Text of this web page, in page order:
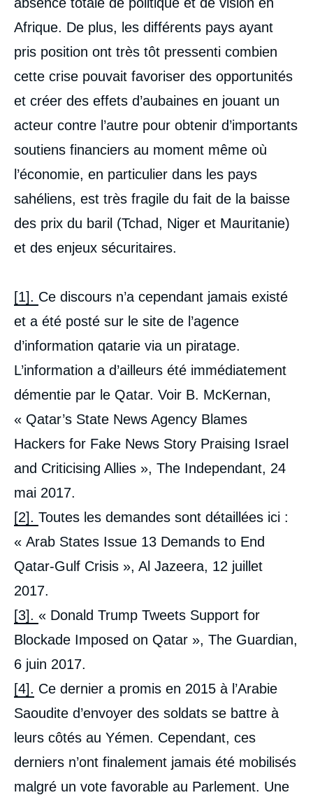
Afrique. De plus, les différents pays ayant
pris position ont très tôt pressenti combien
cette crise pouvait favoriser des opportunités
et créer des effets d’aubaines en jouant un
acteur contre l’autre pour obtenir d’importants
soutiens financiers au moment même où
l’économie, en particulier dans les pays
sahéliens, est très fragile du fait de la baisse
des prix du baril (Tchad, Niger et Mauritanie)
et des enjeux sécuritaires.
[1]. Ce discours n’a cependant jamais existé
et a été posté sur le site de l’agence
d’information qatarie via un piratage.
L’information a d’ailleurs été immédiatement
démentie par le Qatar. Voir B. McKernan,
« Qatar’s State News Agency Blames
Hackers for Fake News Story Praising Israel
and Criticising Allies », The Independant, 24
mai 2017.
[2]. Toutes les demandes sont détaillées ici :
« Arab States Issue 13 Demands to End
Qatar-Gulf Crisis », Al Jazeera, 12 juillet
2017.
[3]. « Donald Trump Tweets Support for
Blockade Imposed on Qatar », The Guardian,
6 juin 2017.
[4]. Ce dernier a promis en 2015 à l’Arabie
Saoudite d’envoyer des soldats se battre à
leurs côtés au Yémen. Cependant, ces
derniers n’ont finalement jamais été mobilisés
malgré un vote favorable au Parlement. Une